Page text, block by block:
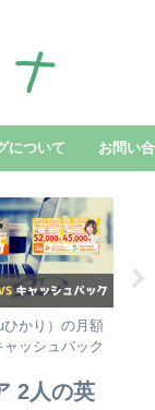
について お問い
ひかり）の月額
ッシュバック
2人の英